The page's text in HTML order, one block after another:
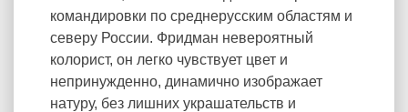
командировки по среднерусским областям и
северу России. Фридман невероятный
колорист, он легко чувствует цвет и
непринужденно, динамично изображает
натуру, без лишних украшательств и